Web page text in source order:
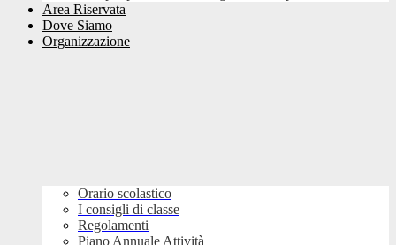
Area Riservata
Dove Siamo
Organizzazione
Orario scolastico
I consigli di classe
Regolamenti
Piano Annuale Attività